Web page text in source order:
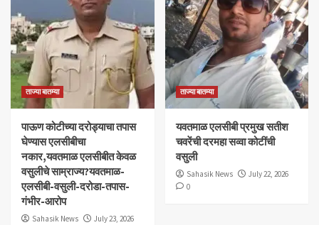
ताज्या बातम्या
पाऊण कोटीच्या दरोड्याचा तपास
घेण्यास एलसीबीचा
नकार,यवतमाळ एलसीबीत केवळ
वसुलीचे साम्राज्य?यवतमाळ-
एलसीबी-वसुली-दरोडा-तपास-
गंभीर-आरोप
Sahasik News
July 23, 2026
ताज्या बातम्या
यवतमाळ एलसीबी प्रमुख सतीश
चवरेंची दरमहा सव्वा कोटींची
वसुली
Sahasik News
July 22, 2026
0